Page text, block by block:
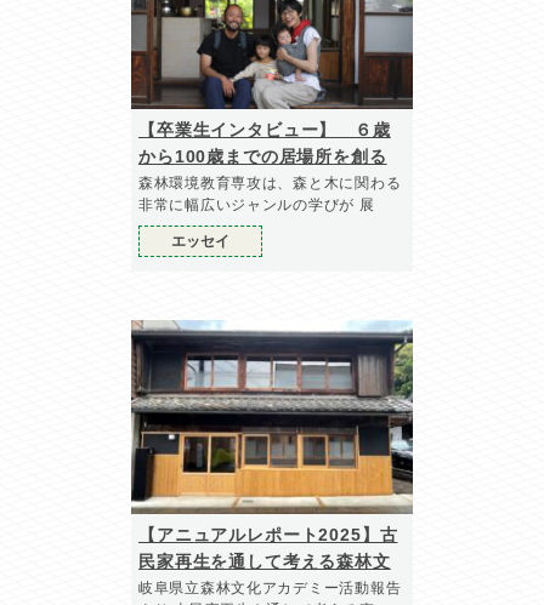
【卒業生インタビュー】 ６歳
から100歳までの居場所を創る
森林環境教育専攻は、森と木に関わる
非常に幅広いジャンルの学びが 展
エッセイ
【アニュアルレポート2025】古
民家再生を通して考える森林文
化の学び
岐阜県立森林文化アカデミー活動報告